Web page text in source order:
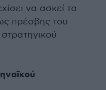
να ασκεί τα
πρέσβης του